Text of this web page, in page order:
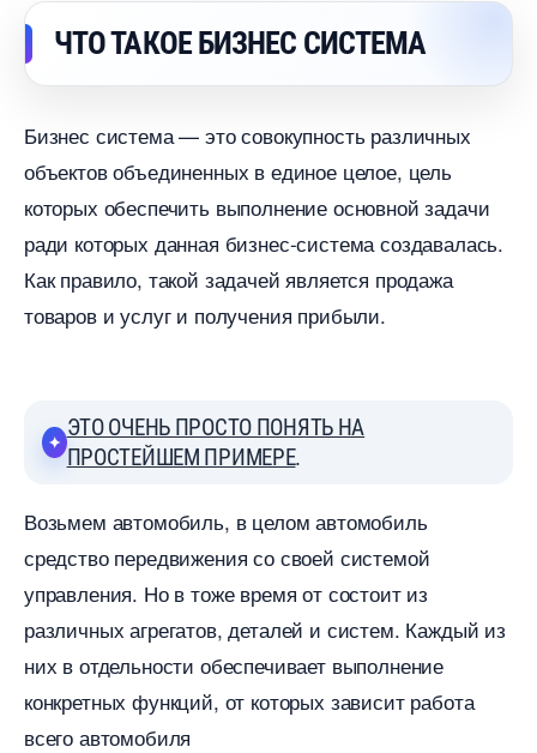
ЧТО ТАКОЕ БИЗНЕС СИСТЕМА
Бизнес система — это совокупность различных
объектов объединенных в единое целое, цель
которых обеспечить выполнение основной задачи
ради которых данная бизнес-система создавалась.
Как правило, такой задачей является продажа
товаров и услуг и получения прибыли.
ЭТО ОЧЕНЬ ПРОСТО ПОНЯТЬ НА
ПРОСТЕЙШЕМ ПРИМЕРЕ.
озьмем автомобиль, в целом автомобиль
средство передвижения со своей системой
управления. Но в тоже время от состоит из
различных агрегатов, деталей и систем. Каждый из
них в отдельности обеспечивает выполнение
конкретных функций, от которых зависит работа
сего автомобиля